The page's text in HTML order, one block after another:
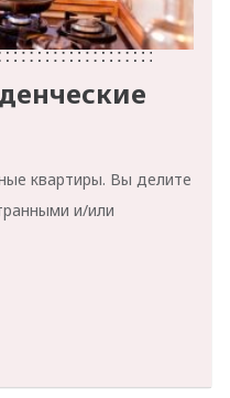
квартиры. Вы делите
и/или